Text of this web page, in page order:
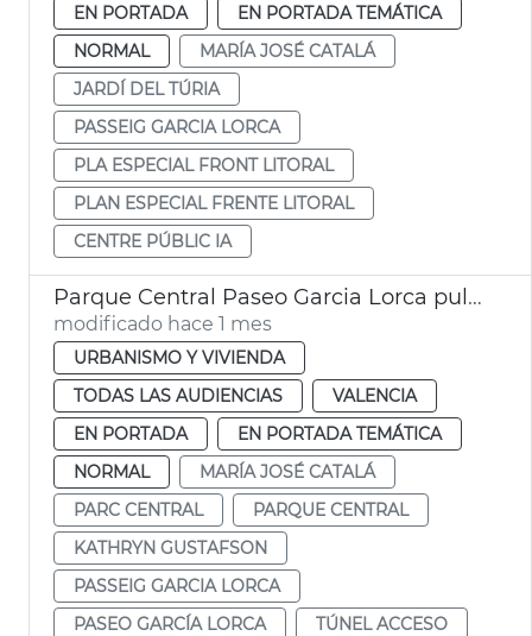
EN PORTADA
EN PORTADA TEMÁTICA
NORMAL
MARÍA JOSÉ CATALÁ
JARDÍ DEL TÚRIA
PASSEIG GARCIA LORCA
PLA ESPECIAL FRONT LITORAL
PLAN ESPECIAL FRENTE LITORAL
CENTRE PÚBLIC IA
Parque Central Paseo Garcia Lorca pulmón verde València
modificado hace 1 mes
URBANISMO Y VIVIENDA
TODAS LAS AUDIENCIAS
VALENCIA
EN PORTADA
EN PORTADA TEMÁTICA
NORMAL
MARÍA JOSÉ CATALÁ
PARC CENTRAL
PARQUE CENTRAL
KATHRYN GUSTAFSON
PASSEIG GARCIA LORCA
PASEO GARCÍA LORCA
TÚNEL ACCESO